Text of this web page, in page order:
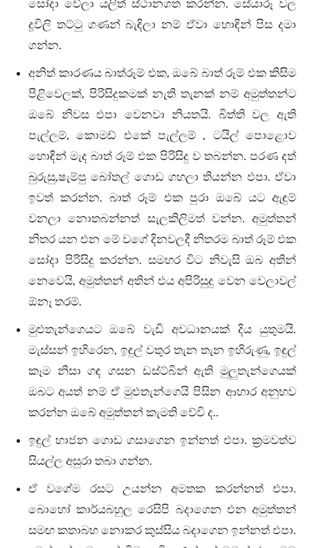
සෝදා වේලා යලිත් ස්ථානගත කරන්න. සේයාරූ වල
දූවිලි තට්ටු ගණන් බැඳිලා නම් ඒවා හොඳින් පිස දමා
ගන්න.
අනිත් කාරණය බාත්රූම් එක, ඔබේ බාත් රූම් එක කිසිම
පිළිවෙලක්, පිරිසිදුකමක් නැති තැනක් නම් අමුත්තන්ට
ඔබේ නිවස එපා වෙනවා නියතයි. බිත්ති වල ඇති
පැල්ලම්, කොමඩ් එකේ පැල්ලම් , ටයිල් පොළොව
හොඳින් මැද බාත් රූම් එක පිරිසිදු ව තබන්න. පරණ දත්
බුරුසු,ෂැම්පු බෝතල් ගොඩ ගහලා තියන්න එපා. ඒවා
ඉවත් කරන්න. බාත් රූම් එක පුරා ඔබේ යට ඇඳුම්
වනලා නොතබන්නත් සැලකිලිමත් වන්න. අමුත්තන්
නිතර යන එන මේ වගේ දිනවලදී නිතරම බාත් රූම් එක
සෝදා පිරිසිදු කරන්න. සමහර විට නිවැසි ඔබ අතින්
නෙවෙයි, අමුත්තන් අතින් එය අපිරිසුදු වෙන වෙලාවල්
ඕනෑ තරම්.
මුළුතැන්ගෙයට ඔබේ වැඩි අවධානයක් දිය යුතුමයි.
මැස්සන් ඉහිරෙන, ඉඳුල් වතුර තැන තැන ඉහිරුණු, ඉඳුල්
කෑම නිසා ගඳ ගසන ඩස්ට්බින් ඇති මුලුතැන්ගෙයක්
ඔබට අයත් නම් ඒ මුළුතැන්ගෙයි පිසින ආහාර අනුභව
කරන්න ඔබේ අමුත්තන් කැමති වේවි ද..
ඉඳුල් භාජන ගොඩ ගසාගෙන ඉන්නත් එපා. ක්‍රමවත්ව
සියල්ල අසුරා තබා ගන්න.
ඒ වගේම රසට උයන්න අමතක කරන්නත් එපා.
බොහෝ කාර්යබහුල රෙසිපි බදාගෙන එන අමුත්තන්
සමඟ කතාබහ නොකර කුස්සිය බදාගෙන ඉන්නත් එපා.